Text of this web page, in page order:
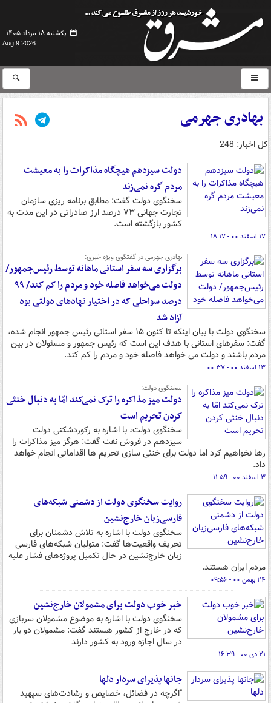
یکشنبه ۱۸ مرداد ۱۴۰۵ -
Aug 9 2026
بهادری جهرمی
کل اخبار: 248
دولت سیزدهم هیچگاه مذاکرات را به معیشت
مردم گره نمی‌زند
سخنگوی دولت گفت: مطابق برنامه ریزی سازمان
تجارت جهانی ۷۳ درصد ارز صادراتی در این مدت به
کشور بازگشته است.
۱۷ اسفند ۰۰ - ۱۸:۱۷
بهادری جهرمی در گفتگوی ویژه خبری:
برگزاری سه سفر استانی ماهانه توسط رئیس‌جمهور/
دولت می‌خواهد فاصله‌ خود و مردم را کم کند/ ۹۹
درصد سواحلی که در اختیار نهادهای دولتی بود
آزاد شد
سخنگوی دولت با بیان اینکه تا کنون ۱۵ سفر استانی رئیس جمهور انجام شده،
گفت: سفرهای استانی با هدف این است که رئیس جمهور و مسئولان در بین
مردم باشند و دولت می خواهد فاصله‌ خود و مردم را کم کند.
۱۳ اسفند ۰۰ - ۰۰:۳۷
سخنگوی دولت:
دولت میز مذاکره را ترک نمی‌کند امّا به دنبال خنثی
کردن تحریم است
سخنگوی دولت، با اشاره به رکوردشکنی دولت
سیزدهم در فروش نفت گفت: هرگز میز مذاکرات را
رها نخواهیم کرد اما دولت برای خنثی سازی تحریم ها اقداماتی انجام خواهد
داد.
۳ اسفند ۰۰ - ۱۱:۵۹
روایت سخنگوی دولت از دشمنی شبکه‌های
فارسی‌زبان خارج‌نشین
سخنگوی دولت با اشاره به تلاش دشمنان برای
تحریف واقعیت‌ها گفت: متولیان شبکه‌های فارسی
زبان خارج‌نشین در حال تکمیل پروژه‌های فشار علیه
مردم ایران هستند.
۲۴ بهمن ۰۰ - ۰۹:۵۶
خبر خوب دولت برای مشمولان خارج‌نشین
سخنگوی دولت با اشاره به موضوع مشمولان سربازی
که در خارج از کشور هستند گفت: مشمولان دو بار
در سال اجازه ورود به کشور دارند
۲۱ دی ۰۰ - ۱۶:۳۹
جان­ها پذیرای سردار دل­ها
"اگرچه در فضائل، خصایص و رشادت‌­های سپهبد